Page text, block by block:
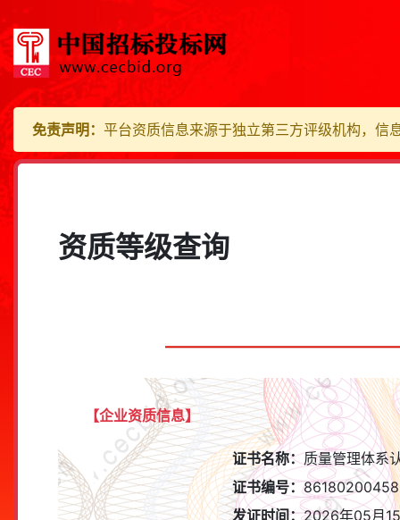
免责声明： 平台资质信息来源于独立第三方评级机构，信
资质等级查询
【企业资质信息】
证书名称：质量管理体系
证书编号：
发证时间：2026年05月